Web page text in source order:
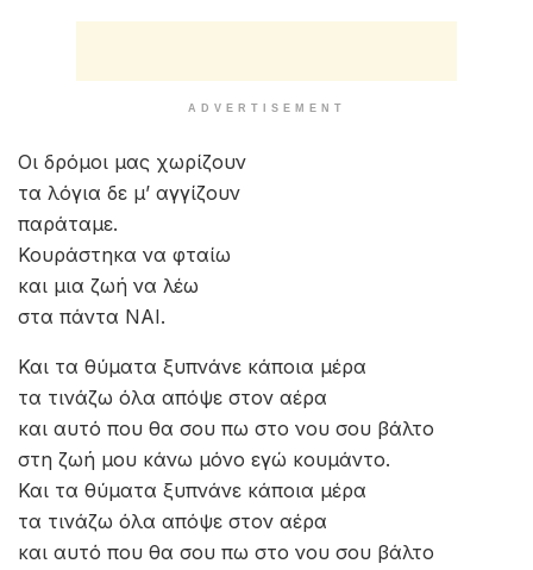
ADVERTISEMENT
Οι δρόμοι μας χωρίζουν
τα λόγια δε μ’ αγγίζουν
παράταμε.
Κουράστηκα να φταίω
και μια ζωή να λέω
στα πάντα ΝΑΙ.
Και τα θύματα ξυπνάνε κάποια μέρα
τα τινάζω όλα απόψε στον αέρα
και αυτό που θα σου πω στο νου σου βάλτο
στη ζωή μου κάνω μόνο εγώ κουμάντο.
Και τα θύματα ξυπνάνε κάποια μέρα
τα τινάζω όλα απόψε στον αέρα
και αυτό που θα σου πω στο νου σου βάλτο